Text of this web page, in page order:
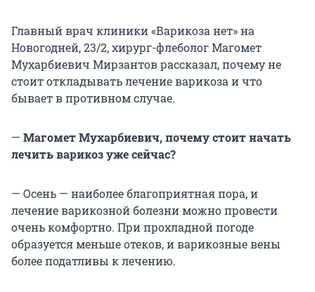
Главный врач клиники «Варикоза нет» на
Новогодней, 23/2, хирург-флеболог Магомет
Мухарбиевич Мирзантов рассказал, почему не
стоит откладывать лечение варикоза и что
бывает в противном случае.
— Магомет Мухарбиевич, почему стоит начать
лечить варикоз уже сейчас?
— Осень — наиболее благоприятная пора, и
лечение варикозной болезни можно провести
очень комфортно. При прохладной погоде
образуется меньше отеков, и варикозные вены
более податливы к лечению.